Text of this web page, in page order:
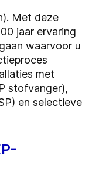
Met deze
jaar ervaring
waarvoor u
met
stofvanger),
en selectieve